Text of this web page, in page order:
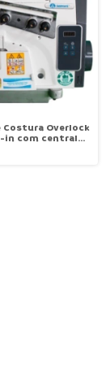
Costura Overlock
in com central